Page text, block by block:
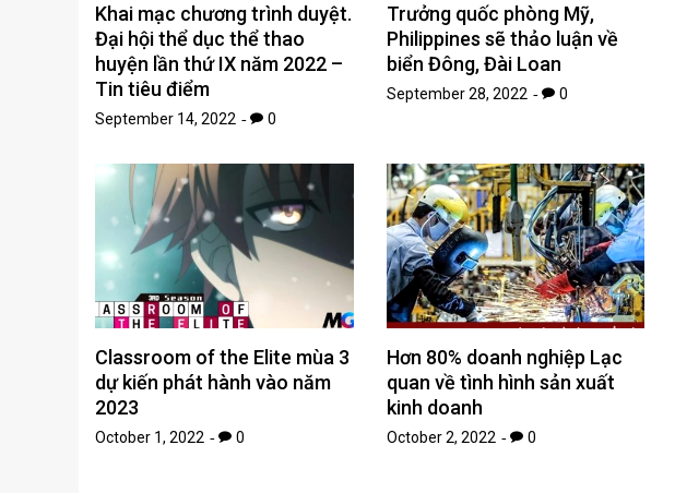
Khai mạc chương trình duyệt.
Đại hội thể dục thể thao
huyện lần thứ IX năm 2022 –
Tin tiêu điểm
September 14, 2022 0
Trưởng quốc phòng Mỹ,
Philippines sẽ thảo luận về
biển Đông, Đài Loan
September 28, 2022 0
Classroom of the Elite mùa 3
dự kiến ​​phát hành vào năm
2023
October 1, 2022 0
Hơn 80% doanh nghiệp Lạc
quan về tình hình sản xuất
kinh doanh
October 2, 2022 0